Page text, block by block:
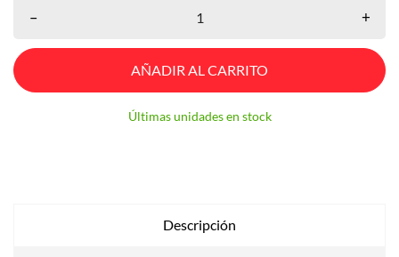
– +
AÑADIR AL CARRITO
Últimas unidades en stock
Descripción